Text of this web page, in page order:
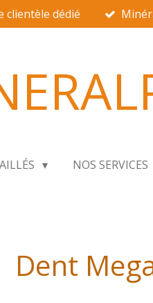
clientèle dédié
NOS SERVICES
Dent